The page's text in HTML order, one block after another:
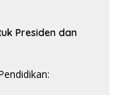
Presiden dan